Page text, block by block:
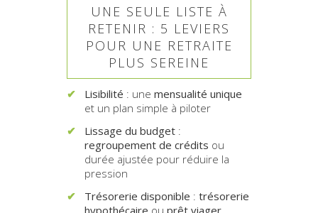
UNE SEULE LISTE À
RETENIR : 5 LEVIERS
POUR UNE RETRAITE
PLUS SEREINE
Lisibilité : une mensualité unique
et un plan simple à piloter
Lissage du budget :
regroupement de crédits ou
durée ajustée pour réduire la
pression
Trésorerie disponible : trésorerie